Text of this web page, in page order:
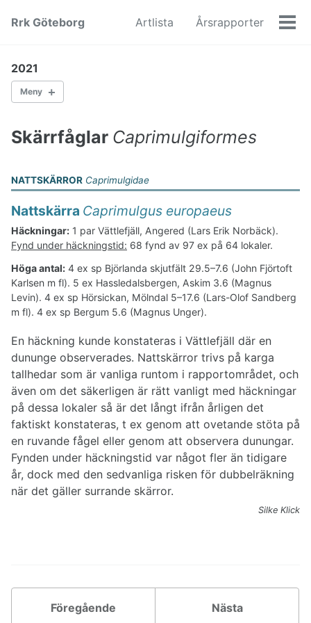
Rrk Göteborg Artlista Årsrapporter
2021
Meny
Skärrfåglar
Doppingfåglar
Lomfåglar
Stormfåglar
Storkfåglar
Sulfåglar
Pelikanfåglar
Hökfåglar
Ugglefåglar
Praktfåglar
Hackspettartade fåglar
Falkfåglar
Skärrfåglar Caprimulgiformes
NATTSKÄRROR Caprimulgidae
Nattskärra Caprimulgus europaeus
Häckningar: 1 par Vättlefjäll, Angered (Lars Erik Norbäck).
Fynd under häckningstid: 68 fynd av 97 ex på 64 lokaler.
Höga antal: 4 ex sp Björlanda skjutfält 29.5–7.6 (John Fjörtoft
Karlsen m fl). 5 ex Hassledalsbergen, Askim 3.6 (Magnus
Levin). 4 ex sp Hörsickan, Mölndal 5–17.6 (Lars-Olof Sandberg
m fl). 4 ex sp Bergum 5.6 (Magnus Unger).
En häckning kunde konstateras i Vättlefjäll där en
dununge observerades. Nattskärror trivs på karga
tallhedar som är vanliga runtom i rapportområdet, och
även om det säkerligen är rätt vanligt med häckningar
på dessa lokaler så är det långt ifrån årligen det
faktiskt konstateras, t ex genom att ovetande stöta på
en ruvande fågel eller genom att observera dunungar.
Fynden under häckningstid var något fler än tidigare
år, dock med den sedvanliga risken för dubbelräkning
när det gäller surrande skärror.
Silke Klick
Föregående Nästa